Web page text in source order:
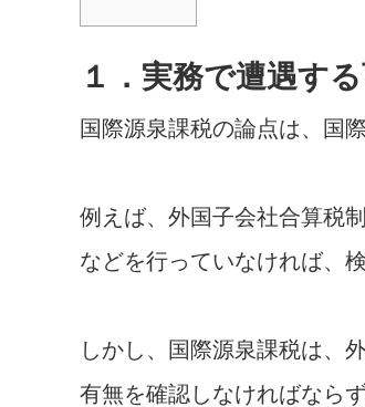
１．実務で遭遇す
国際源泉課税の論点は、国
例えば、外国子会社合算税
などを行っていなければ、
しかし、国際源泉課税は、
有無を確認しなければなら